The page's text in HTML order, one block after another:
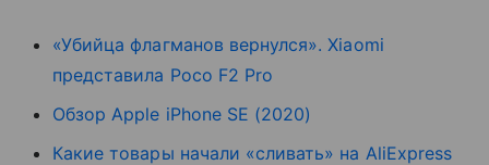
«Убийца флагманов вернулся». Xiaomi
представила Poco F2 Pro
Обзор Apple iPhone SE (2020)
Какие товары начали «сливать» на AliExpress